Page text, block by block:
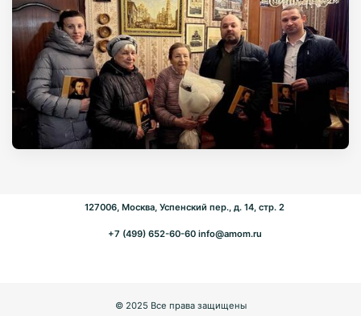
127006, Москва, Успенский пер., д. 14, стр. 2
+7 (499) 652-60-60 info@amom.ru
© 2025 Все права защищены